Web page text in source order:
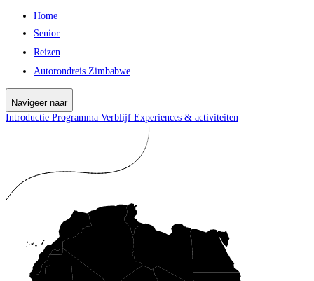
Home
Senior
Reizen
Autorondreis Zimbabwe
Navigeer naar
Introductie Programma Verblijf Experiences & activiteiten